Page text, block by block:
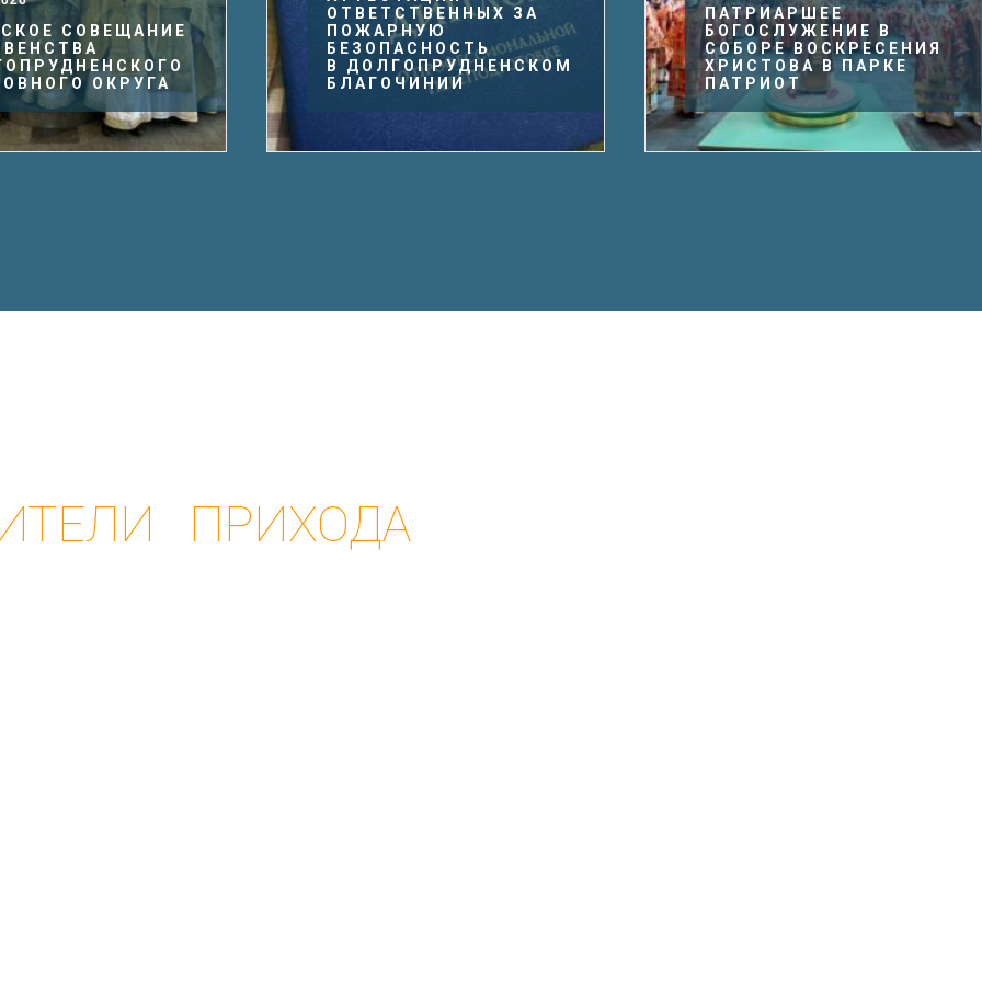
ОТВЕТСТВЕННЫХ ЗА
ПОЖАРНУЮ
БЕЗОПАСНОСТЬ
В ДОЛГОПРУДНЕНСКОМ
БЛАГОЧИНИИ
ПАТРИАРШЕЕ
БОГОСЛУЖЕНИЕ В
СОБОРЕ ВОСКРЕСЕНИЯ
ХРИСТОВА В ПАРКЕ
ПАТРИОТ
ЛИТУРГИЯ
СЕСТЁР
В
ХРАМЕ
Г.
ПРИХОДА